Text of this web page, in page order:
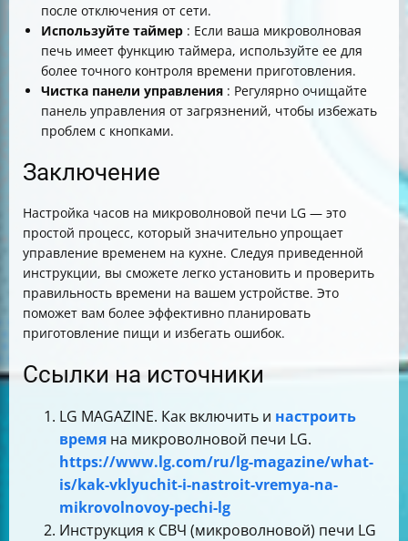
после отключения от сети.
Используйте таймер : Если ваша микроволновая
печь имеет функцию таймера, используйте ее для
более точного контроля времени приготовления.
Чистка панели управления : Регулярно очищайте
панель управления от загрязнений, чтобы избежать
проблем с кнопками.
Заключение
Настройка часов на микроволновой печи LG — это
простой процесс, который значительно упрощает
управление временем на кухне. Следуя приведенной
инструкции, вы сможете легко установить и проверить
правильность времени на вашем устройстве. Это
поможет вам более эффективно планировать
приготовление пищи и избегать ошибок.
Ссылки на источники
LG MAGAZINE. Как включить и настроить
время на микроволновой печи LG.
https://www.lg.com/ru/lg-magazine/what-
is/kak-vklyuchit-i-nastroit-vremya-na-
mikrovolnovoy-pechi-lg
Инструкция к СВЧ (микроволновой) печи LG